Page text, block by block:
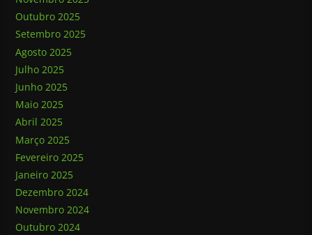
Outubro 2025
Setembro 2025
Agosto 2025
Julho 2025
Junho 2025
Maio 2025
Abril 2025
Março 2025
Fevereiro 2025
Janeiro 2025
Dezembro 2024
Novembro 2024
Outubro 2024